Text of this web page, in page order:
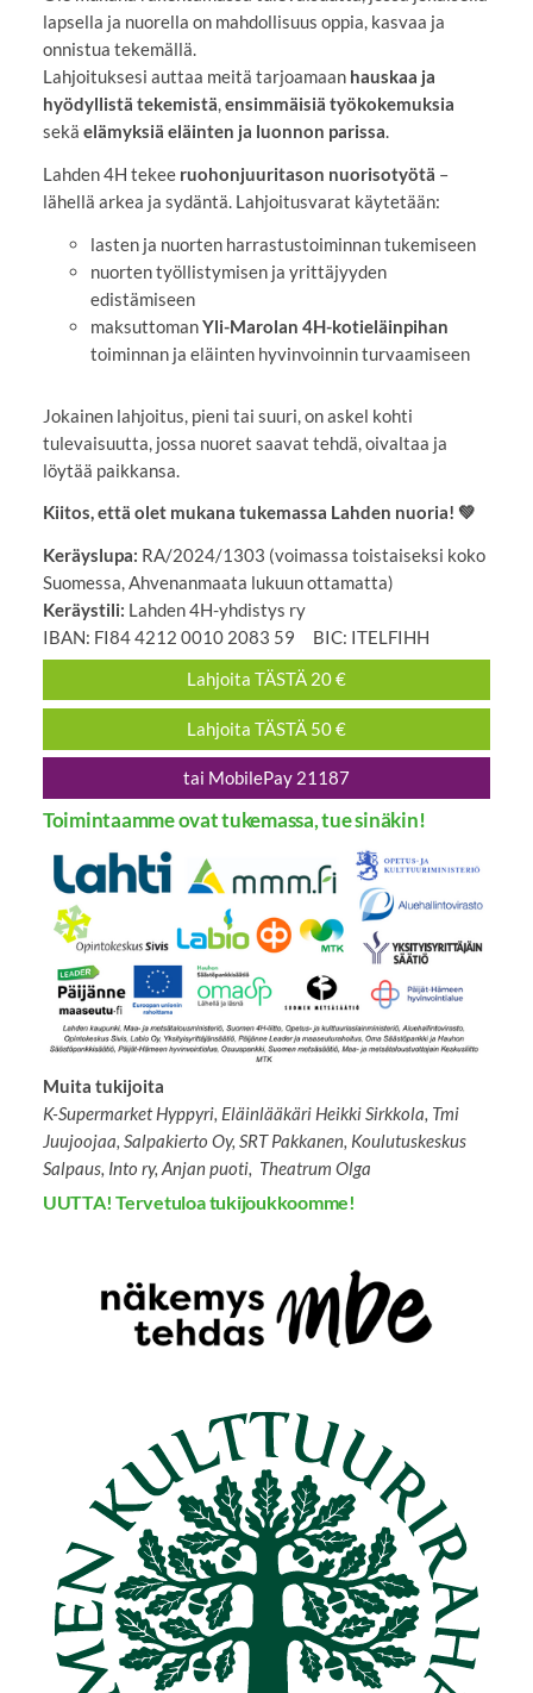
lapsella ja nuorella on mahdollisuus oppia, kasvaa ja
onnistua tekemällä.
Lahjoituksesi auttaa meitä tarjoamaan hauskaa ja
hyödyllistä tekemistä,ensimmäisiä työkokemuksia
sekä elämyksiä eläinten ja luonnon parissa.
Lahden 4H tekee ruohonjuuritason nuorisotyötä –
lähellä arkea ja sydäntä. Lahjoitusvarat käytetään:
lasten ja nuorten harrastustoiminnan tukemiseen
nuorten työllistymisen ja yrittäjyyden
edistämiseen
maksuttomanYli-Marolan 4H-kotieläinpihan
toiminnan ja eläinten hyvinvoinnin turvaamiseen
Jokainen lahjoitus, pieni tai suuri, on askel kohti
tulevaisuutta, jossa nuoret saavat tehdä, oivaltaa ja
löytää paikkansa.
Kiitos, että olet mukana tukemassa Lahden nuoria! 💚
Keräyslupa: RA/2024/1303 (voimassa toistaiseksi koko
Suomessa, Ahvenanmaata lukuun ottamatta)
Keräystili: Lahden 4H-yhdistys ry
IBAN: FI84 4212 0010 2083 59 BIC: ITELFIHH
Lahjoita TÄSTÄ 20 €
Lahjoita TÄSTÄ 50 €
tai MobilePay 21187
Toimintaamme ovat tukemassa, tue sinäkin!
Muita tukijoita
K-Supermarket Hyppyri, Eläinlääkäri Heikki Sirkkola, Tmi
Juujoojaa, Salpakierto Oy, SRT Pakkanen, Koulutuskeskus
Salpaus, Into ry, Anjan puoti, Theatrum Olga
UUTTA! Tervetuloa tukijoukkoomme!